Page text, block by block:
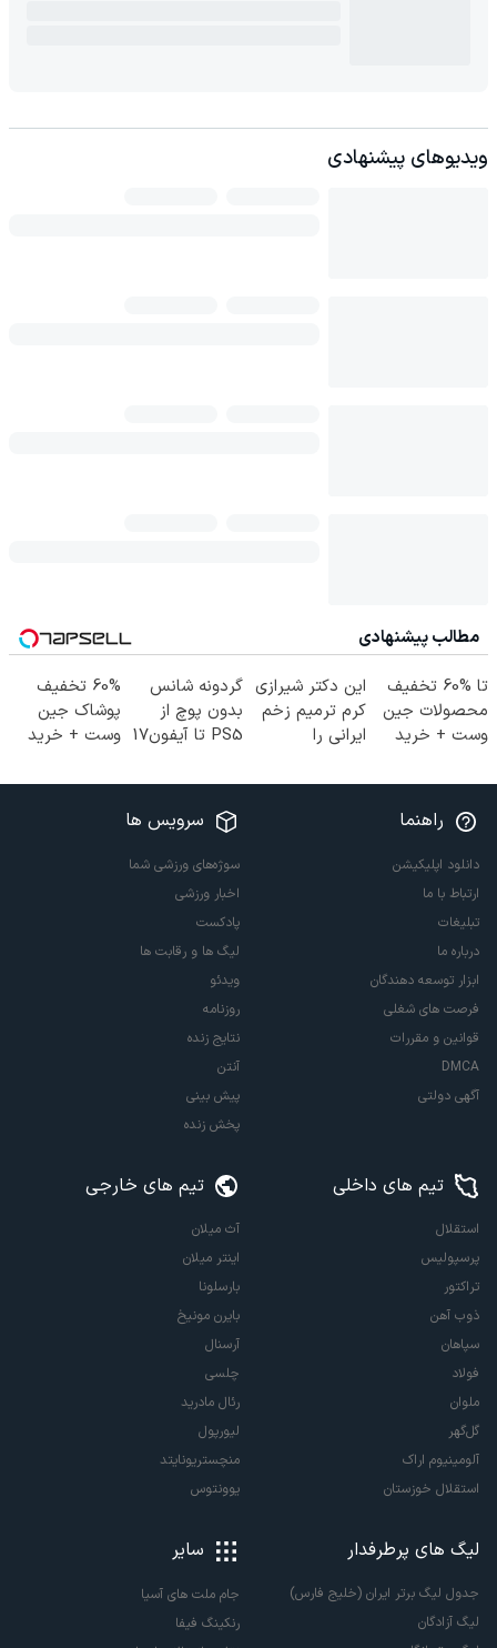
ویدیوهای پیشنهادی
مطالب پیشنهادی
تا %60 تخفیف
محصولات جین
وست + خرید
این دکتر شیرازی
کرم ترمیم زخم
ایرانی را
گردونه شانس
بدون پوچ از
PS5 تا آیفون17
60% تخفیف
پوشاک جین
وست + خرید
راهنما
دانلود اپلیکیشن
ارتباط با ما
تبلیغات
درباره ما
ابزار توسعه دهندگان
فرصت های شغلی
قوانین و مقررات
DMCA
آگهی دولتی
سرویس ها
سوژه‌های ورزشی شما
اخبار ورزشی
پادکست
لیگ ها و رقابت ها
ویدئو
روزنامه
نتایج زنده
آنتن
پیش بینی
پخش زنده
تیم های داخلی
استقلال
پرسپولیس
تراکتور
ذوب آهن
سپاهان
فولاد
ملوان
گل‌گهر
آلومینیوم اراک
استقلال خوزستان
تیم های خارجی
آث میلان
اینتر میلان
بارسلونا
بایرن مونیخ
آرسنال
چلسی
رئال مادرید
لیورپول
منچستریونایتد
یوونتوس
لیگ های پرطرفدار
جدول لیگ برتر ایران (خلیج فارس)
لیگ آزادگان
سایر
جام ملت های آسیا
رنکینگ فیفا